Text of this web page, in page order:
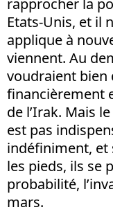
rapprocher la
Etats-Unis, et il
applique à
viennent. Au
voudraient bien
financièrement
de l’Irak. Mais
est pas
indéfiniment, et
les pieds, ils se
probabilité,
mars.